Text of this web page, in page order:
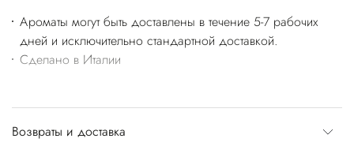
Ароматы могут быть доставлены в течение 5-7 рабочих
дней и исключительно стандартной доставкой.
Сделано в Италии
Возвраты и доставка